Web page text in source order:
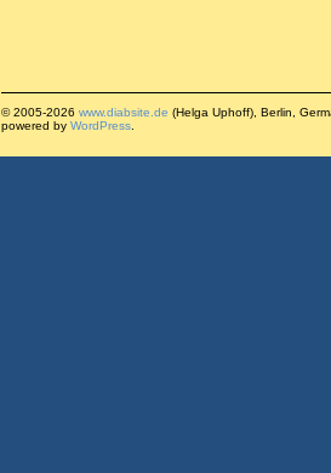
© 2005-2026 www.diabsite.de (Helga Uphoff), Berlin,
powered by WordPress.